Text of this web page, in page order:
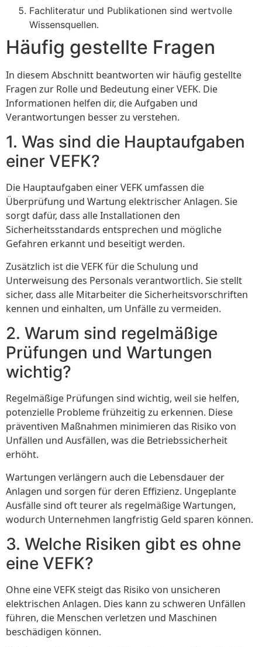
Fachliteratur und Publikationen sind wertvolle
Wissensquellen.
Häufig gestellte Fragen
In diesem Abschnitt beantworten wir häufig gestellte
Fragen zur Rolle und Bedeutung einer VEFK. Die
Informationen helfen dir, die Aufgaben und
Verantwortungen besser zu verstehen.
1. Was sind die Hauptaufgaben
einer VEFK?
Die Hauptaufgaben einer VEFK umfassen die
Überprüfung und Wartung elektrischer Anlagen. Sie
sorgt dafür, dass alle Installationen den
Sicherheitsstandards entsprechen und mögliche
Gefahren erkannt und beseitigt werden.
Zusätzlich ist die VEFK für die Schulung und
Unterweisung des Personals verantwortlich. Sie stellt
sicher, dass alle Mitarbeiter die Sicherheitsvorschriften
kennen und einhalten, um Unfälle zu vermeiden.
2. Warum sind regelmäßige
Prüfungen und Wartungen
wichtig?
Regelmäßige Prüfungen sind wichtig, weil sie helfen,
potenzielle Probleme frühzeitig zu erkennen. Diese
präventiven Maßnahmen minimieren das Risiko von
Unfällen und Ausfällen, was die Betriebssicherheit
erhöht.
Wartungen verlängern auch die Lebensdauer der
Anlagen und sorgen für deren Effizienz. Ungeplante
Ausfälle sind oft teurer als regelmäßige Wartungen,
wodurch Unternehmen langfristig Geld sparen können.
3. Welche Risiken gibt es ohne
eine VEFK?
Ohne eine VEFK steigt das Risiko von unsicheren
elektrischen Anlagen. Dies kann zu schweren Unfällen
führen, die Menschen verletzen und Maschinen
beschädigen können.